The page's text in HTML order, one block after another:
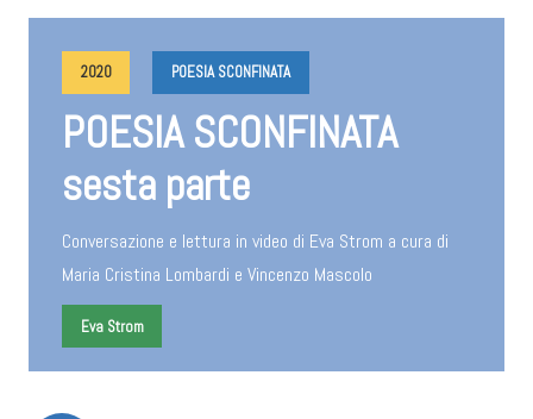
2020 POESIA SCONFINATA
POESIA SCONFINATA
sesta parte
Conversazione e lettura in video di Eva Strom a cura di
Maria Cristina Lombardi e Vincenzo Mascolo
Eva Strom